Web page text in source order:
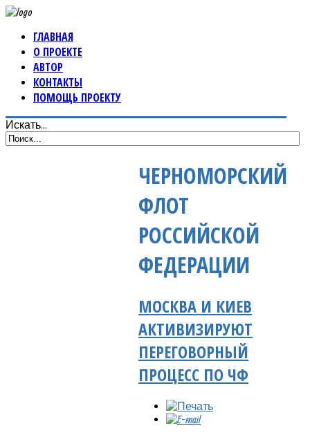
ГЛАВНАЯ
О ПРОЕКТЕ
АВТОР
КОНТАКТЫ
ПОМОЩЬ ПРОЕКТУ
Искать...
ЧЕРНОМОРСКИЙ
ФЛОТ
РОССИЙСКОЙ
ФЕДЕРАЦИИ
МОСКВА И КИЕВ
АКТИВИЗИРУЮТ
ПЕРЕГОВОРНЫЙ
ПРОЦЕСС ПО ЧФ